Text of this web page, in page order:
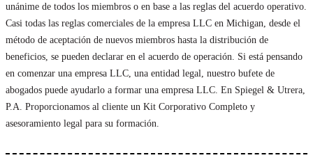
unánime de todos los miembros o en base a las reglas del acuerdo operativo.
Casi todas las reglas comerciales de la empresa LLC en Michigan, desde el
método de aceptación de nuevos miembros hasta la distribución de
beneficios, se pueden declarar en el acuerdo de operación. Si está pensando
en comenzar una empresa LLC, una entidad legal, nuestro bufete de
abogados puede ayudarlo a formar una empresa LLC. En Spiegel & Utrera,
P.A. Proporcionamos al cliente un Kit Corporativo Completo y
asesoramiento legal para su formación.